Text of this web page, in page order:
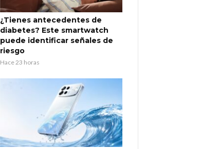
¿Tienes antecedentes de
diabetes? Este smartwatch
puede identificar señales de
riesgo
Hace 23 horas